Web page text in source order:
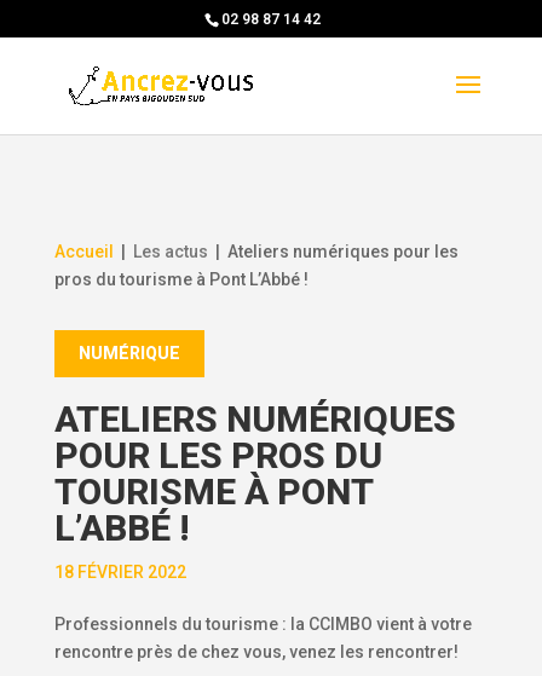
02 98 87 14 42
Accueil Les actus
Ateliers numériques pour les
pros du tourisme à Pont L’Abbé !
NUMÉRIQUE
ATELIERS NUMÉRIQUES
POUR LES PROS DU
TOURISME À PONT
L’ABBÉ !
18 FÉVRIER 2022
Professionnels du tourisme : la CCIMBO vient à votre
rencontre près de chez vous, venez les rencontrer!